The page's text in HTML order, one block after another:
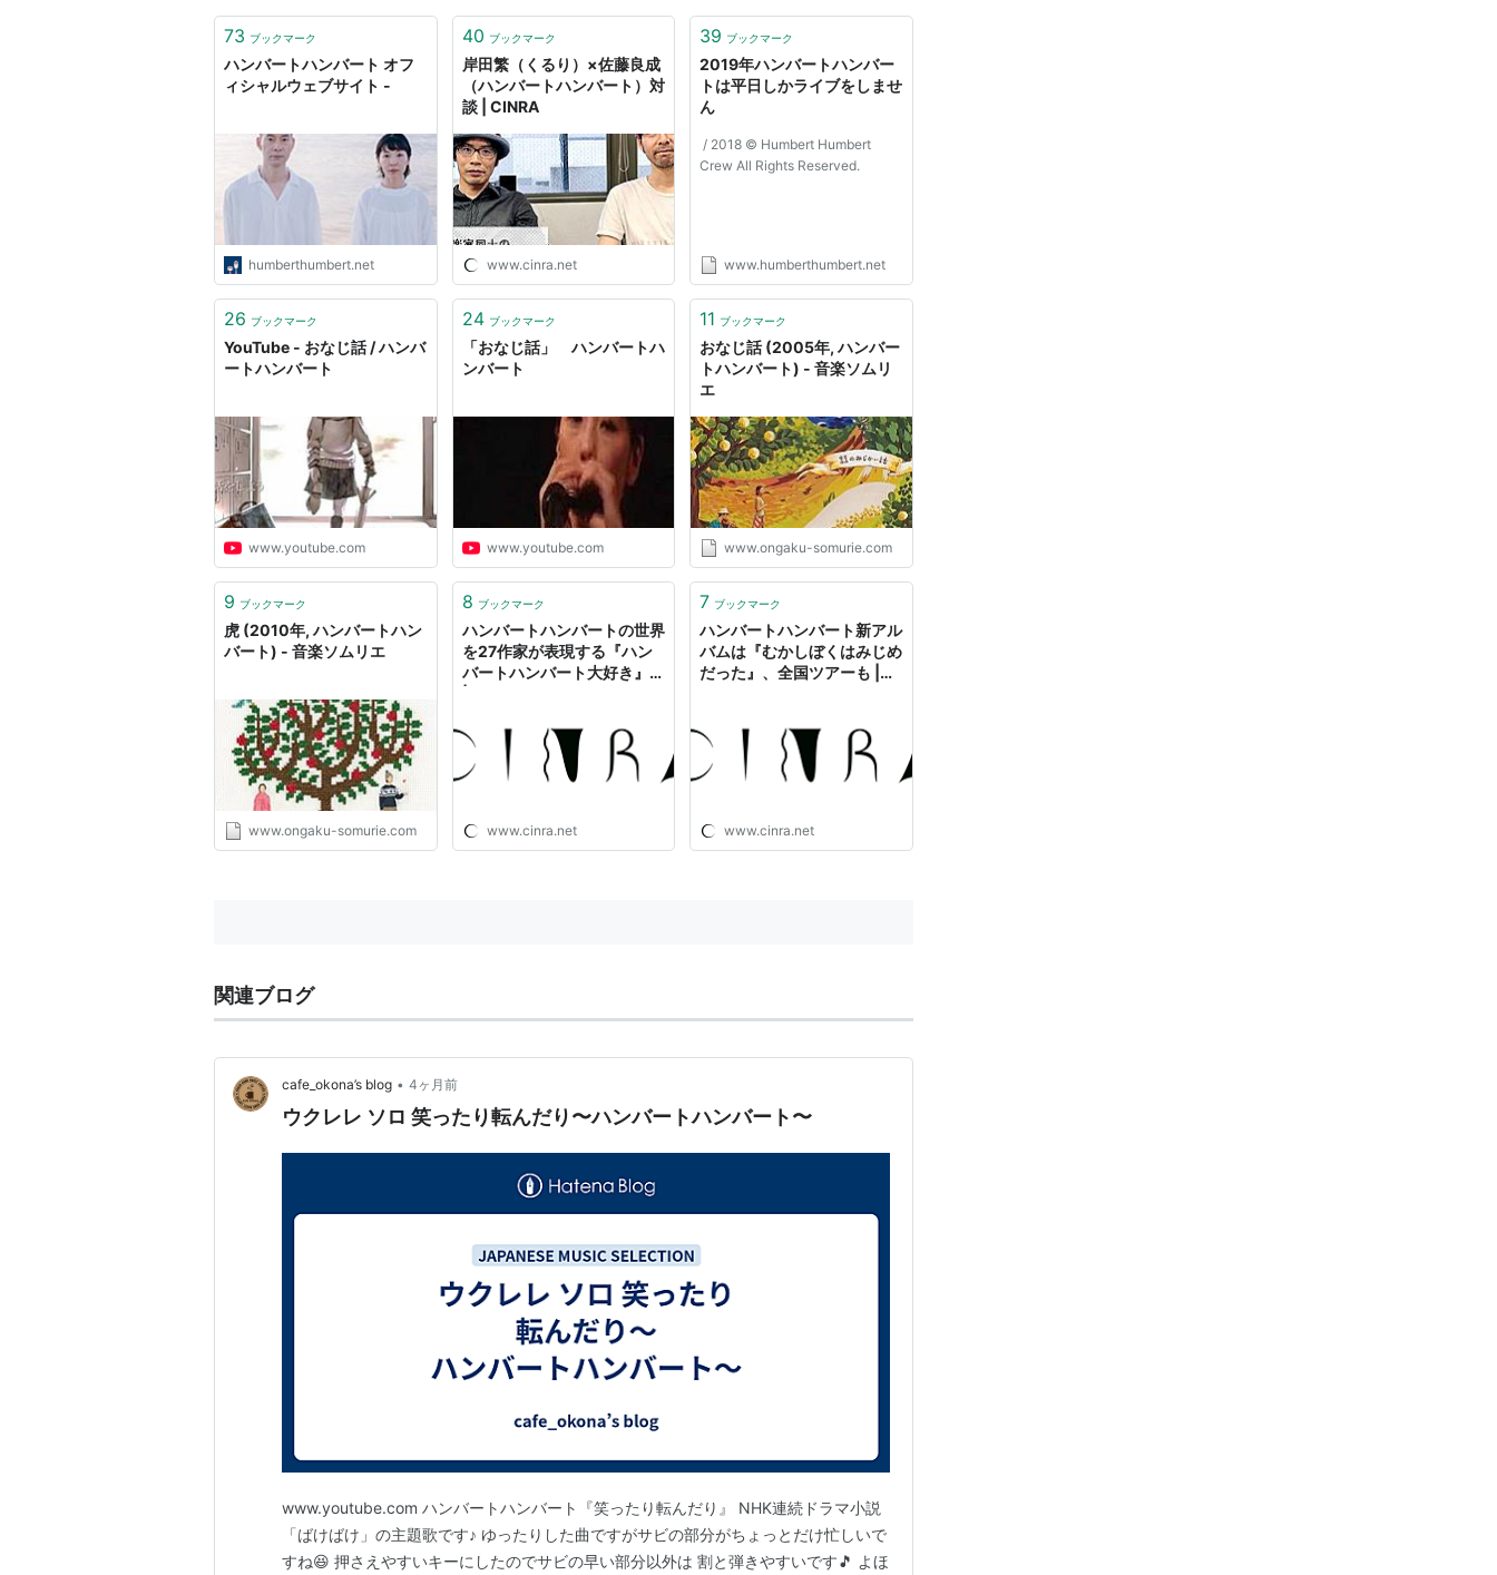
73 ブックマーク
ハンバートハンバート オフ
ィシャルウェブサイト -
humberthumbert.net
40 ブックマーク
岸田繁（くるり）×佐藤良成
（ハンバートハンバート）対
談 | CINRA
www.cinra.net
39 ブックマーク
2019年ハンバートハンバー
トは平日しかライブをしませ
ん
/ 2018 © Humbert Humbert
Crew All Rights Reserved.
www.humberthumbert.net
26 ブックマーク
YouTube - おなじ話 / ハンバ
ートハンバート
www.youtube.com
24 ブックマーク
「おなじ話」 ハンバートハ
ンバート
www.youtube.com
11 ブックマーク
おなじ話 (2005年, ハンバー
トハンバート) - 音楽ソムリ
エ
www.ongaku-somurie.com
9 ブックマーク
虎 (2010年, ハンバートハン
バート) - 音楽ソムリエ
www.ongaku-somurie.com
8 ブックマーク
ハンバートハンバートの世界
を27作家が表現する『ハン
バートハンバート大好き』展
www.cinra.net
7 ブックマーク
ハンバートハンバート新アル
バムは『むかしぼくはみじめ
だった』、全国ツアーも |
www.cinra.net
関連ブログ
cafe_okona’s blog • 4ヶ月前
ウクレレ ソロ 笑ったり転んだり〜ハンバートハンバート〜
www.youtube.com ハンバートハンバート『笑ったり転んだり』 NHK連続ドラマ小説
「ばけばけ」の主題歌です♪ ゆったりした曲ですがサビの部分がちょっとだけ忙しいで
すね😆 押さえやすいキーにしたのでサビの早い部分以外は 割と弾きやすいです🎵 よほ